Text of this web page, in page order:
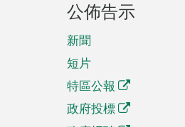
公佈告示
新聞
短片
特區公報
政府投標